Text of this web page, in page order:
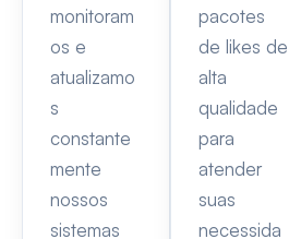
monitoram
os e
atualizamo
s
constante
mente
nossos
sistemas
pacotes
de likes de
alta
qualidade
para
atender
suas
necessida